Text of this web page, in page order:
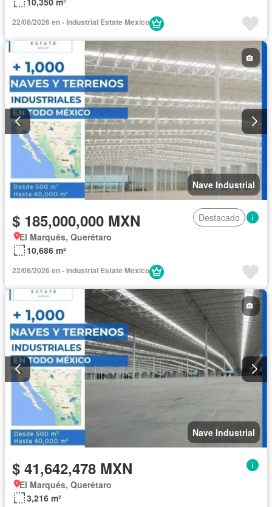
22/06/2026 en - Industrial Estate Mexico
Nave Industrial
$ 185,000,000 MXN
Destacado
El Marqués, Querétaro
10,686 m²
22/06/2026 en - Industrial Estate Mexico
Nave Industrial
$ 41,642,478 MXN
El Marqués, Querétaro
3,216 m²